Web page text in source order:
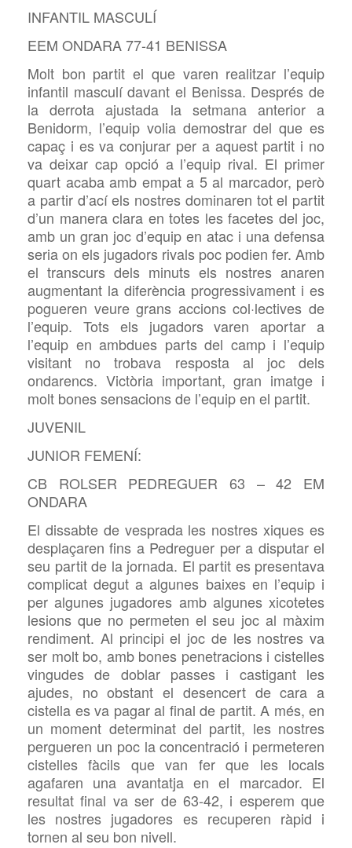
INFANTIL MASCULÍ
EEM ONDARA 77-41 BENISSA
Molt bon partit el que varen realitzar l’equip
infantil masculí davant el Benissa. Després de
la derrota ajustada la setmana anterior a
Benidorm, l’equip volia demostrar del que es
capaç i es va conjurar per a aquest partit i no
va deixar cap opció a l’equip rival. El primer
quart acaba amb empat a 5 al marcador, però
a partir d’ací els nostres dominaren tot el partit
d’un manera clara en totes les facetes del joc,
amb un gran joc d’equip en atac i una defensa
seria on els jugadors rivals poc podien fer. Amb
el transcurs dels minuts els nostres anaren
augmentant la diferència progressivament i es
pogueren veure grans accions col·lectives de
l’equip. Tots els jugadors varen aportar a
l’equip en ambdues parts del camp i l’equip
visitant no trobava resposta al joc dels
ondarencs. Victòria important, gran imatge i
molt bones sensacions de l’equip en el partit.
JUVENIL
JUNIOR FEMENÍ:
CB ROLSER PEDREGUER 63 – 42 EM
ONDARA
El dissabte de vesprada les nostres xiques es
desplaçaren fins a Pedreguer per a disputar el
seu partit de la jornada. El partit es presentava
complicat degut a algunes baixes en l’equip i
per algunes jugadores amb algunes xicotetes
lesions que no permeten el seu joc al màxim
rendiment. Al principi el joc de les nostres va
ser molt bo, amb bones penetracions i cistelles
vingudes de doblar passes i castigant les
ajudes, no obstant el desencert de cara a
cistella es va pagar al final de partit. A més, en
un moment determinat del partit, les nostres
pergueren un poc la concentració i permeteren
cistelles fàcils que van fer que les locals
agafaren una avantatja en el marcador. El
resultat final va ser de 63-42, i esperem que
les nostres jugadores es recuperen ràpid i
tornen al seu bon nivell.